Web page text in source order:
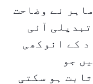
نے وضاحت
آئی
کے انوکھی
جو
ہو سکتی